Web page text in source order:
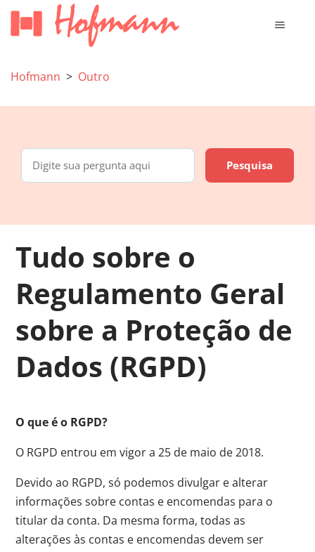
Hofmann Outro
Tudo sobre o
Regulamento Geral
sobre a Proteção de
Dados (RGPD)
O que é o RGPD?
O RGPD entrou em vigor a 25 de maio de 2018.
Devido ao RGPD, só podemos divulgar e alterar
informações sobre contas e encomendas para o
titular da conta. Da mesma forma, todas as
alterações às contas e encomendas devem ser